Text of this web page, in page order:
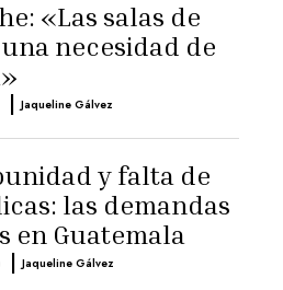
«Las salas de
necesidad de
| Jaqueline Gálvez
y falta de
las demandas
en Guatemala
| Jaqueline Gálvez